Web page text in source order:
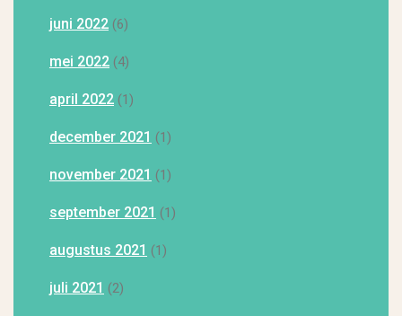
juni 2022 (6)
mei 2022 (4)
april 2022 (1)
december 2021 (1)
november 2021 (1)
september 2021 (1)
augustus 2021 (1)
juli 2021 (2)